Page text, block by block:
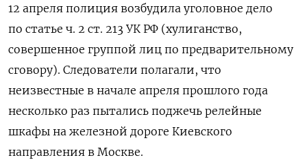
12 апреля полиция возбудила уголовное дело
по статье ч. 2 ст. 213 УК РФ (хулиганство,
совершенное группой лиц по предварительному
сговору). Следователи полагали, что
неизвестные в начале апреля прошлого года
несколько раз пытались поджечь релейные
шкафы на железной дороге Киевского
направления в Москве.